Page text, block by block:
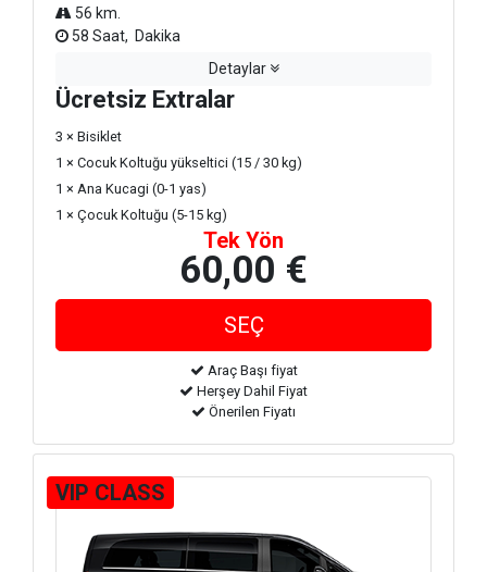
56 km.
58 Saat, Dakika
Detaylar
Ücretsiz Extralar
3 × Bisiklet
1 × Cocuk Koltuğu yükseltici (15 / 30 kg)
1 × Ana Kucagi (0-1 yas)
1 × Çocuk Koltuğu (5-15 kg)
Tek Yön
60,00 €
Araç Başı fiyat
Herşey Dahil Fiyat
Önerilen Fiyatı
VIP CLASS